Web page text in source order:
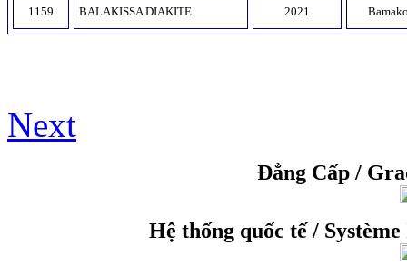
1159 BALAKISSA DIAKITE 2021
Next
Đẳng Cấp /
Hệ thống quốc tế /